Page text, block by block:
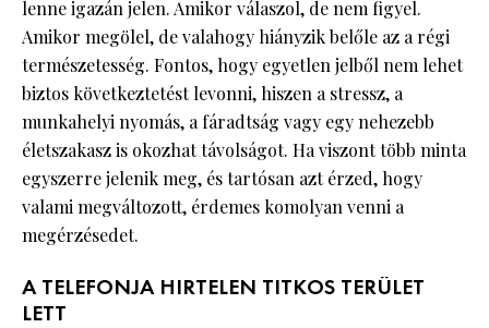
lenne igazán jelen. Amikor válaszol, de nem figyel.
Amikor megölel, de valahogy hiányzik belőle az a régi
természetesség. Fontos, hogy egyetlen jelből nem lehet
biztos következtetést levonni, hiszen a stressz, a
munkahelyi nyomás, a fáradtság vagy egy nehezebb
életszakasz is okozhat távolságot. Ha viszont több minta
egyszerre jelenik meg, és tartósan azt érzed, hogy
valami megváltozott, érdemes komolyan venni a
megérzésedet.
A TELEFONJA HIRTELEN TITKOS TERÜLET
LETT